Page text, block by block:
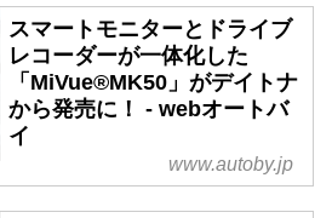
スマートモニターとドライブ
レコーダーが一体化した
「MiVue®MK50」がデイトナ
から発売に！ - webオートバ
イ
www.autoby.jp